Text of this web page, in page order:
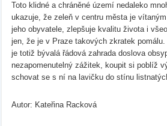
Toto klidné a chráněné území nedaleko
ukazuje, že zeleň v centru města je
jeho obyvatele, zlepšuje kvalitu života i
jen, že je v Praze takových zkratek
je totiž bývalá řádová zahrada doslova
nezapomenutelný zážitek, koupit si poblíž
schovat se s ní na lavičku do stínu
Autor: Kateřina Racková